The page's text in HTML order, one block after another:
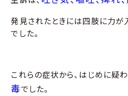
発見されたときには四肢に力が
でした。
これらの症状から、はじめに疑
毒でした。